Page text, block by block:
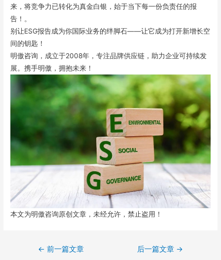
来，将竞争力已转化为真金白银，始于当下每一份负责任的报
告！。
别让ESG报告成为你国际业务的绊脚石——让它成为打开新增长空
间的钥匙！
明傲咨询，成立于2008年，专注品牌供应链，助力企业可持续发
展。携手明傲，拥抱未来！
本文为明傲咨询原创文章，未经允许，禁止盗用！
← 前一篇文章 后一篇文章 →